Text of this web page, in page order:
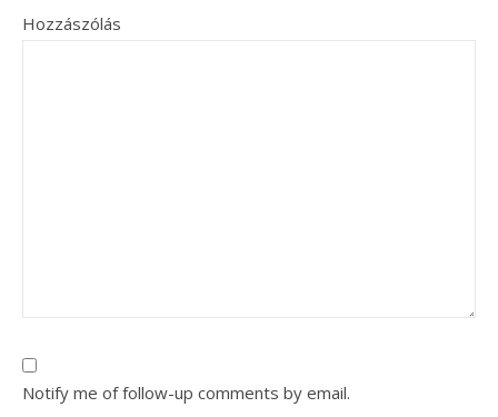
Hozzászólás
Notify me of follow-up comments by email.